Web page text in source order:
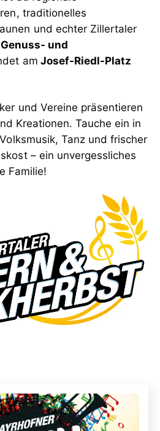
traditionelles
und echter Zillertaler
Genuss- und
am Josef-Riedl-Platz
und Vereine präsentieren
Kreationen. Tauche ein in
Tanz und frischer
– ein unvergessliches
Familie!